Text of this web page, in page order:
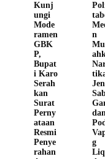
Kunj
ungi
Mode
ramen
GBK
P,
Bupat
i Karo
Serah
kan
Surat
Perny
ataan
Resmi
Penye
rahan
n
g